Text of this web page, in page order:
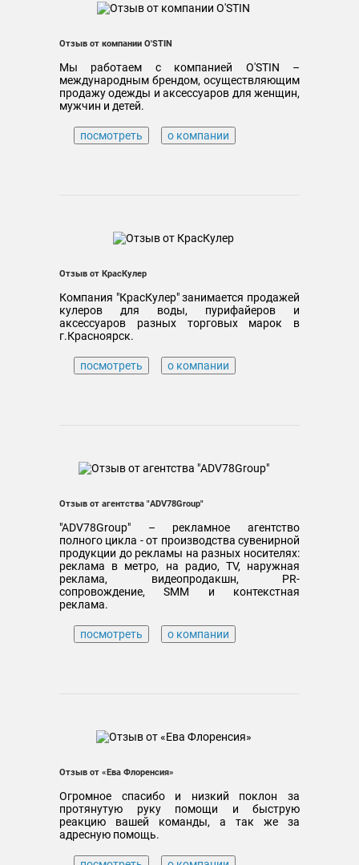
Отзыв от компании O'STIN
Мы работаем с компанией O'STIN –
международным брендом, осуществляющим
продажу одежды и аксессуаров для женщин,
мужчин и детей.
посмотреть о компании
Отзыв от КрасКулер
Компания "КрасКулер" занимается продажей
кулеров для воды, пурифайеров и
аксессуаров разных торговых марок в
г.Красноярск.
посмотреть о компании
Отзыв от агентства "ADV78Group"
"ADV78Group" – рекламное агентство
полного цикла - от производства сувенирной
продукции до рекламы на разных носителях:
реклама в метро, на радио, TV, наружная
реклама, видеопродакшн, PR-
сопровождение, SMM и контекстная
реклама.
посмотреть о компании
Отзыв от «Ева Флоренсия»
Огромное спасибо и низкий поклон за
протянутую руку помощи и быструю
реакцию вашей команды, а так же за
адресную помощь.